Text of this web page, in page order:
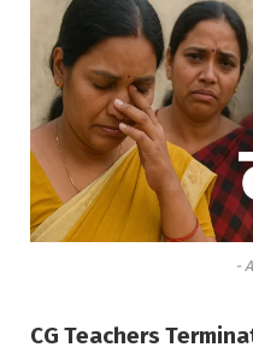
-
CG Teachers